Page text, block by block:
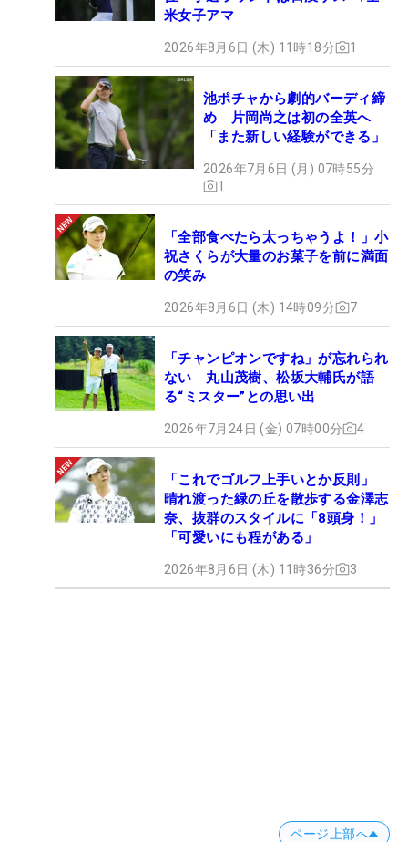
米女子アマ
2026年8月6日 (木) 11時18分 1
池ポチャから劇的バーディ締
め 片岡尚之は初の全英へ
「また新しい経験ができる」
2026年7月6日 (月) 07時55分
1
「全部食べたら太っちゃうよ！」小
祝さくらが大量のお菓子を前に満面
の笑み
2026年8月6日 (木) 14時09分 7
「チャンピオンですね」が忘れられ
ない 丸山茂樹、松坂大輔氏が語
る“ミスター”との思い出
2026年7月24日 (金) 07時00分 4
「これでゴルフ上手いとか反則」
晴れ渡った緑の丘を散歩する金澤志
奈、抜群のスタイルに「8頭身！」
「可愛いにも程がある」
2026年8月6日 (木) 11時36分 3
ページ上部へ